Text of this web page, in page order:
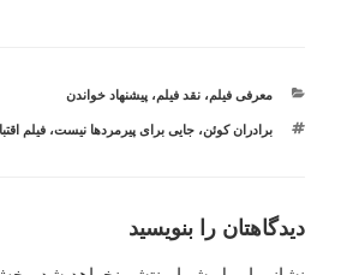
دسته‌ها
معرفی فیلم،نقد فیلم،پیشنهاد خواندن
برچسب‌ها
برادران کوئن،جایی برای پیرمردها نیست،فیلم
دیدگاهتان را بنویسید